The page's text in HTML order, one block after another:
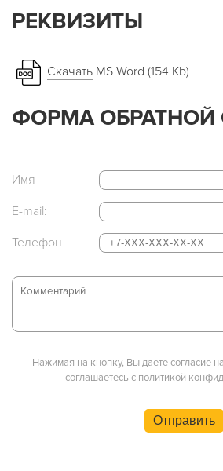
РЕКВИЗИТЫ
Скачать MS Word (154 Kb)
ФОРМА ОБРАТНОЙ
Имя
E-mail:
Телефон
Нажимая на кнопку, Вы даете согласие
соглашаетесь с политикой
Отправить